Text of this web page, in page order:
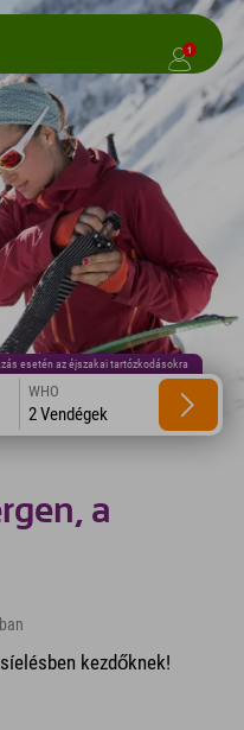
1
esetén az éjszakai tartózkodásokra
WHO
2 Vendégek
a
kezdőknek!